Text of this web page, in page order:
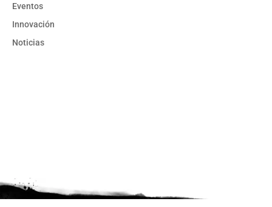
Eventos
Innovación
Noticias